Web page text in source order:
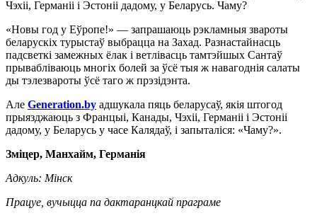
Чэхіі, Германіі і Эстоніі дадому, у Беларусь. Чаму?
«Новы год у Еўропе!» — запрашаюць рэкламныя звароты
беларускіх турыстаў выбрацца на Захад. Разнастайнасць
падсветкі замежных ёлак і ветлівасць тамтэйшых Сантаў
прывабліваюць многіх болей за ўсё тыя ж навагоднія салаты
ды тэлезвароты ўсё таго ж прэзідэнта.
Але Generation.by адшукала пяць беларусаў, якія штогод
прыязджаюць з Францыі, Канады, Чэхіі, Германіі і Эстоніі
дадому, у Беларусь у часе Калядаў, і запыталіся: «Чаму?».
Зміцер, Манхайм, Германія
Адкуль: Мінск
Працуе, вучыцца па дактаранцкай праграме